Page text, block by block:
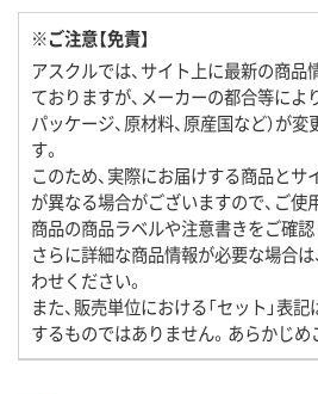
※ご注意【免責】
アスクルでは、サイト上に最新の商
ておりますが、メーカーの都合等により
パッケージ、原材料、原産国など）が
す。
このため、実際にお届けする商品と
が異なる場合がございますので、ご
商品の商品ラベルや注意書きをご確認
さらに詳細な商品情報が必要な場合
わせください。
また、販売単位における「セット」表
するものではありません。あらかじめ